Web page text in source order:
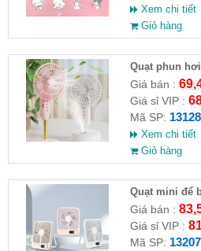
Xem chi tiết
Giỏ hàng
Quạt phun
Giá bán :
Giá sỉ VIP :
Mã SP: 13128
Xem chi tiết
Giỏ hàng
Quạt mini để
Giá bán :
Giá sỉ VIP :
Mã SP: 13207